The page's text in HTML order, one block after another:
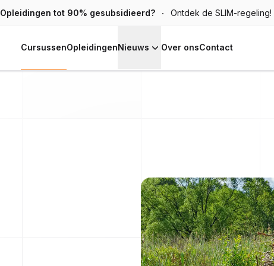
Opleidingen tot 90% gesubsidieerd? Ontdek de SLIM-regeling!
CursussenOpleidingenNieuws Over onsContact